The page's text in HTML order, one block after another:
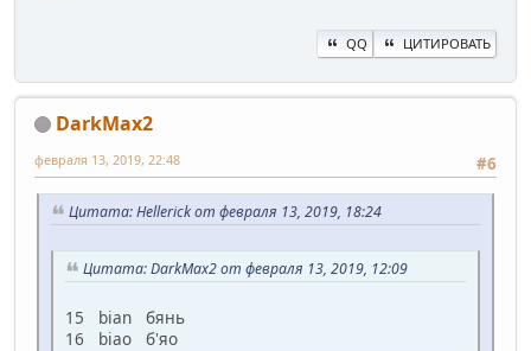
QQ ЦИТИРОВАТЬ
DarkMax2
#6
февраля 13, 2019, 22:48
Цитата: Hellerick от февраля 13, 2019, 18:24
Цитата: DarkMax2 от февраля 13, 2019, 12:09
15 bian бянь
16 biao б'яо